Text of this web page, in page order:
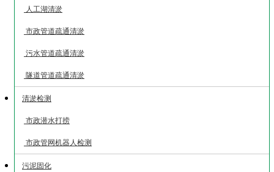
人工湖清淤
市政管道疏通清淤
污水管道疏通清淤
隧道管道疏通清淤
清淤检测
市政潜水打捞
市政管网机器人检测
污泥固化